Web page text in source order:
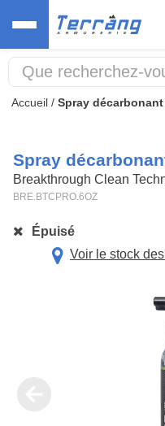
Accueil / Spray décarbonant
Spray
Breakthrough Clean
BRE.BTCPRO.6OZ
Épuisé
Voir le stock